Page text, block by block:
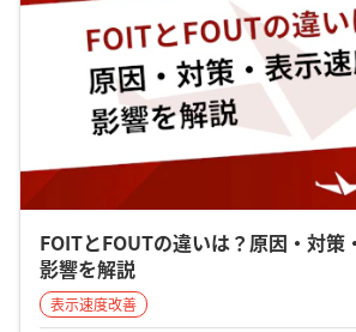
FOITとFOUTの違いは？原因・対策
影響を解説
表示速度改善